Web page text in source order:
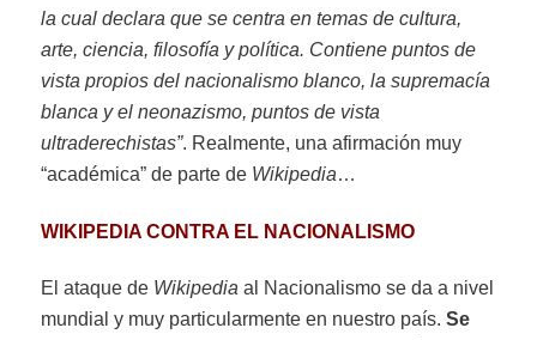
la cual declara que se centra en temas de cultura,
arte, ciencia, filosofía y política. Contiene puntos de
vista propios del nacionalismo blanco, la supremacía
blanca y el neonazismo, puntos de vista
ultraderechistas”. Realmente, una afirmación muy
“académica” de parte de Wikipedia…
WIKIPEDIA CONTRA EL NACIONALISMO
El ataque de Wikipediaal Nacionalismo se da a nivel
mundial y muy particularmente en nuestro país.Se